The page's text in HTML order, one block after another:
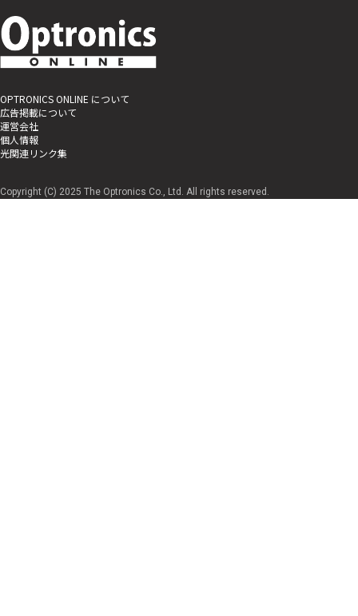
OPTRONICS ONLINE について
広告掲載について
運営会社
個人情報
光関連リンク集
Copyright (C) 2025 The Optronics Co., Ltd. All rights reserved.